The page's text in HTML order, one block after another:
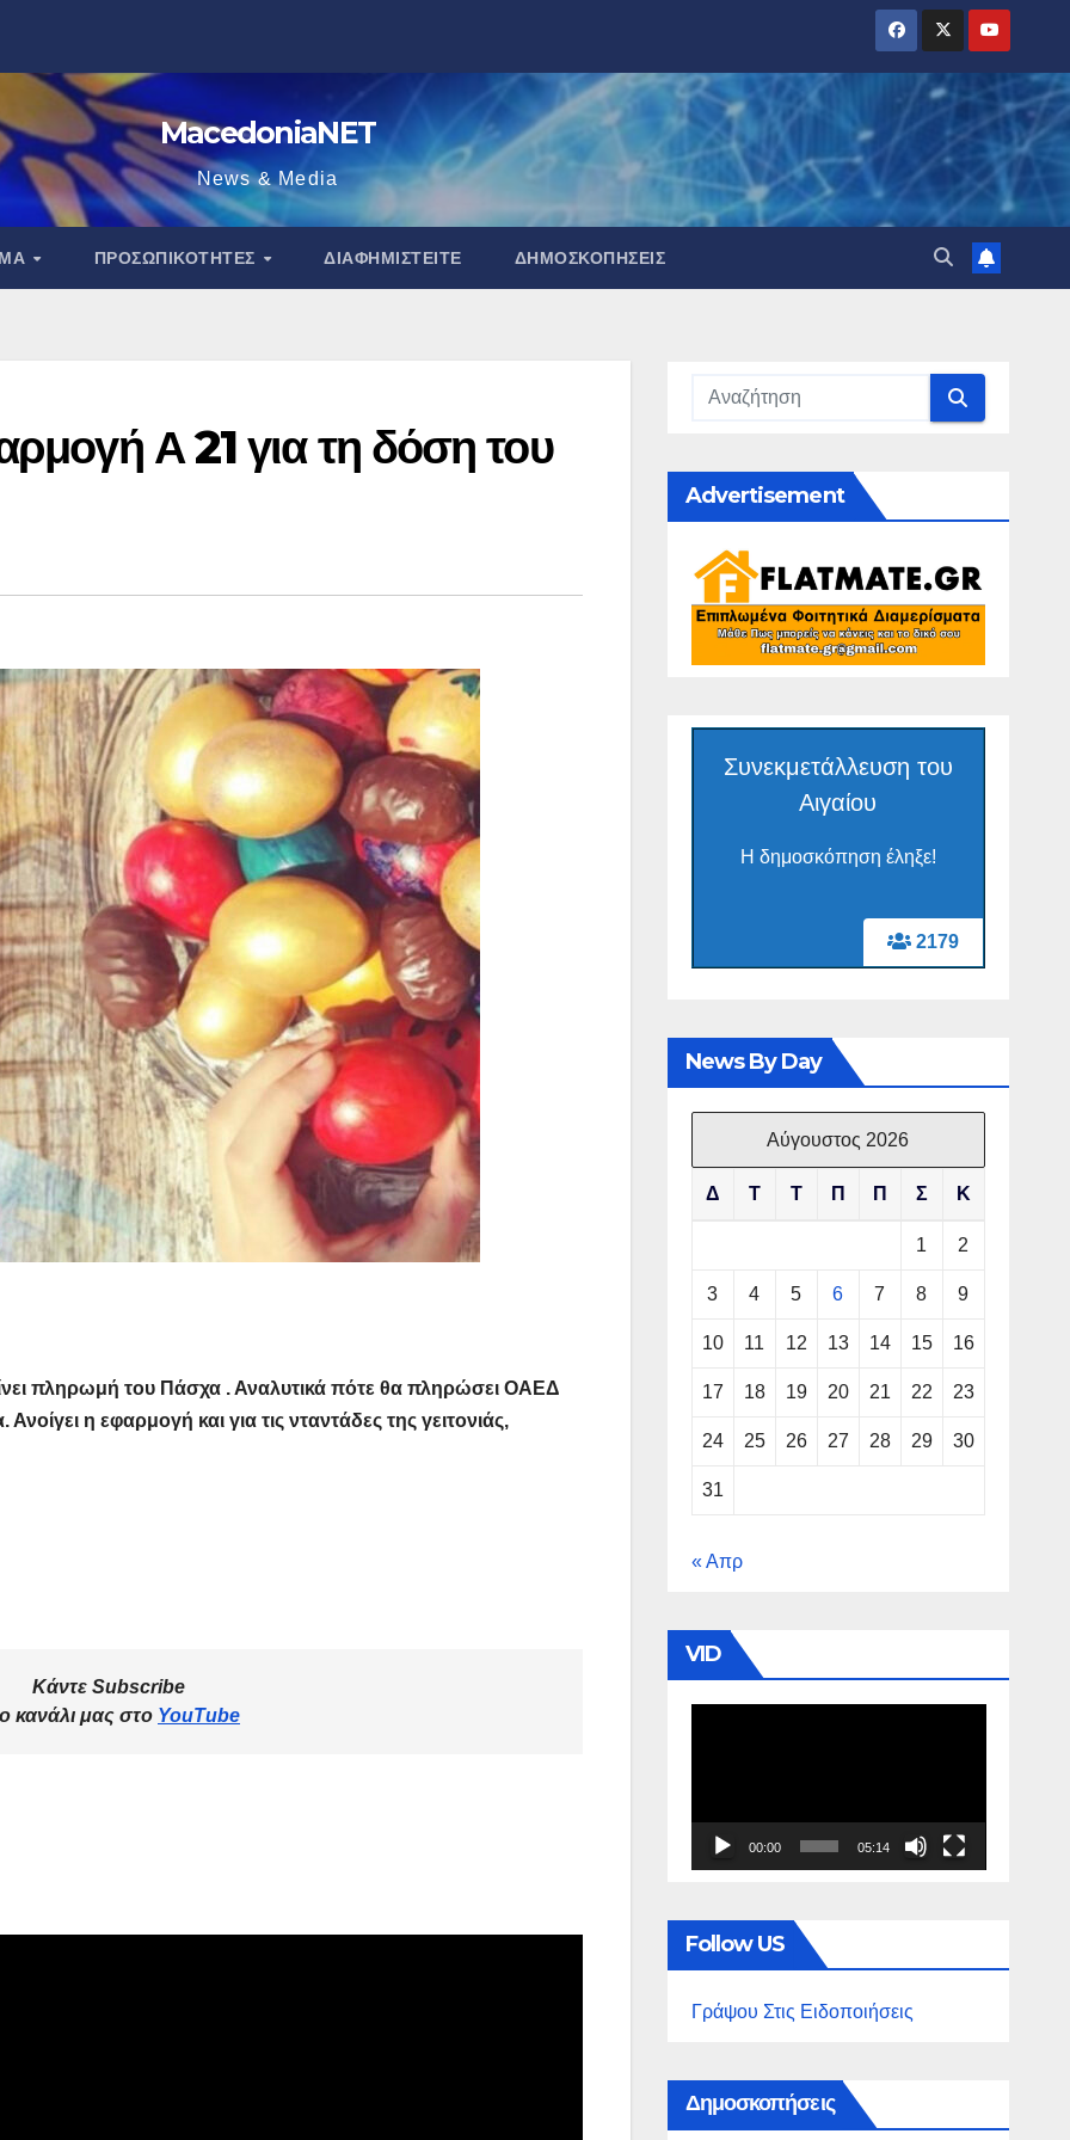
MacedoniaNET
News & Media
ΠΡΟΣΩΠΙΚΌΤΗΤΕΣ ΔΙΑΦΗΜΙΣΤΕΊΤΕ ΔΗΜΟΣΚΟΠΉΣΕΙΣ
Α 21 για τη δόση του
πληρωμή του Πάσχα . Αναλυτικά πότε θα πληρώσει ΟΑΕΔ
η εφαρμογή και για τις νταντάδες της γειτονιάς,
Κάντε Subscribe
κανάλι μας στο YouTube
Advertisement
2179
Συνεκμετάλλευση του
Αιγαίου
Η δημοσκόπηση έληξε!
News By Day
Αύγουστος 2026
Δ Τ Τ Π Π Σ Κ
1 2
3 4 5 6 7 8 9
10 11 12 13 14 15 16
17 18 19 20 21 22 23
24 25 26 27 28 29 30
31
« Απρ
VID
00:00 05:14
Follow US
Γράψου Στις Ειδοποιήσεις
Δημοσκοπήσεις